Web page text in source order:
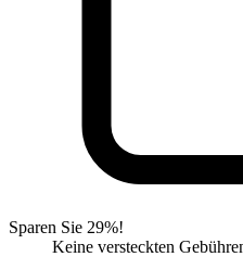
Sparen Sie 29%!
Keine versteckten